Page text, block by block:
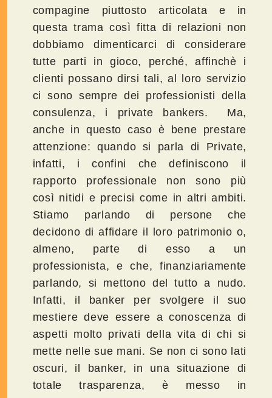
compagine piuttosto articolata e in
questa trama così fitta di relazioni non
dobbiamo dimenticarci di considerare
tutte parti in gioco, perché, affinchè i
clienti possano dirsi tali, al loro servizio
ci sono sempre dei professionisti della
consulenza, i private bankers. Ma,
anche in questo caso è bene prestare
attenzione: quando si parla di Private,
infatti, i confini che definiscono il
rapporto professionale non sono più
così nitidi e precisi come in altri ambiti.
Stiamo parlando di persone che
decidono di affidare il loro patrimonio o,
almeno, parte di esso a un
professionista, e che, finanziariamente
parlando, si mettono del tutto a nudo.
Infatti, il banker per svolgere il suo
mestiere deve essere a conoscenza di
aspetti molto privati della vita di chi si
mette nelle sue mani. Se non ci sono lati
oscuri, il banker, in una situazione di
totale trasparenza, è messo in